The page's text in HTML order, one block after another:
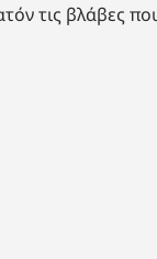
τις βλάβες